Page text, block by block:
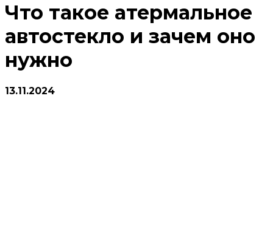
Что такое атермальное
автостекло и зачем оно
нужно
13.11.2024